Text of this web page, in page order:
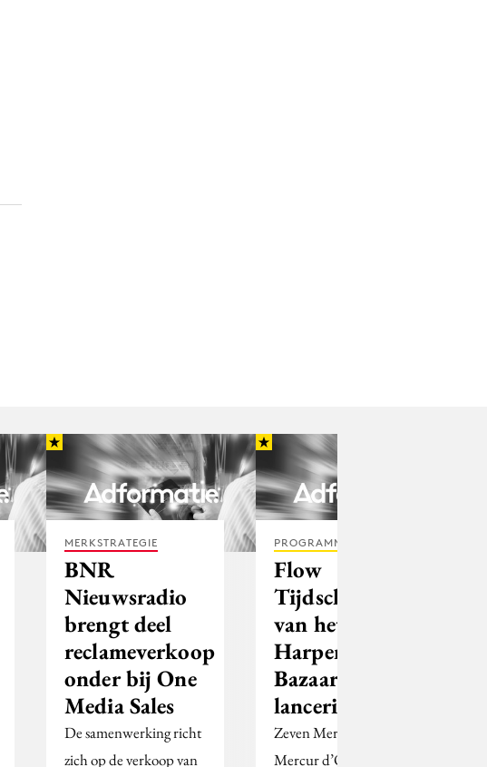
MERKSTRATEGIE
BNR
Nieuwsradio
brengt deel
reclameverkoop
onder bij One
Media Sales
De samenwerking richt
zich op de verkoop van
PROGRAMMATIC
Flow
Tijdschrift
van het Jaar,
Harper’s
Bazaar beste
lancering
Zeven Mercurs plus een
Mercur d’Or werden